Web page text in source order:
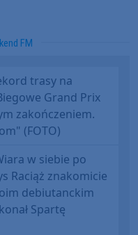
FM
trasy na
Grand Prix
zakończeniem.
(FOTO)
w siebie po
Raciąż znakomicie
debiutanckim
Spartę